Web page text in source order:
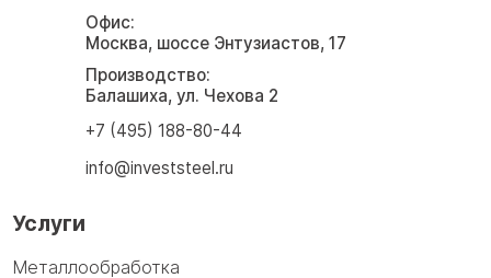
Офис:
Москва, шоссе Энтузиастов, 17
Производство:
Балашиха, ул. Чехова 2
+7 (495) 188-80-44
info@investsteel.ru
Услуги
Металлообработка